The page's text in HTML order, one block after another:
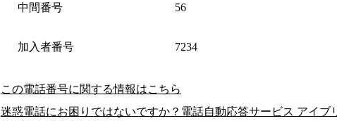
中間番号 56
加入者番号 7234
この電話番号に関する情報はこちら
迷惑電話にお困りではないですか？電話自動応答サービス アイブ